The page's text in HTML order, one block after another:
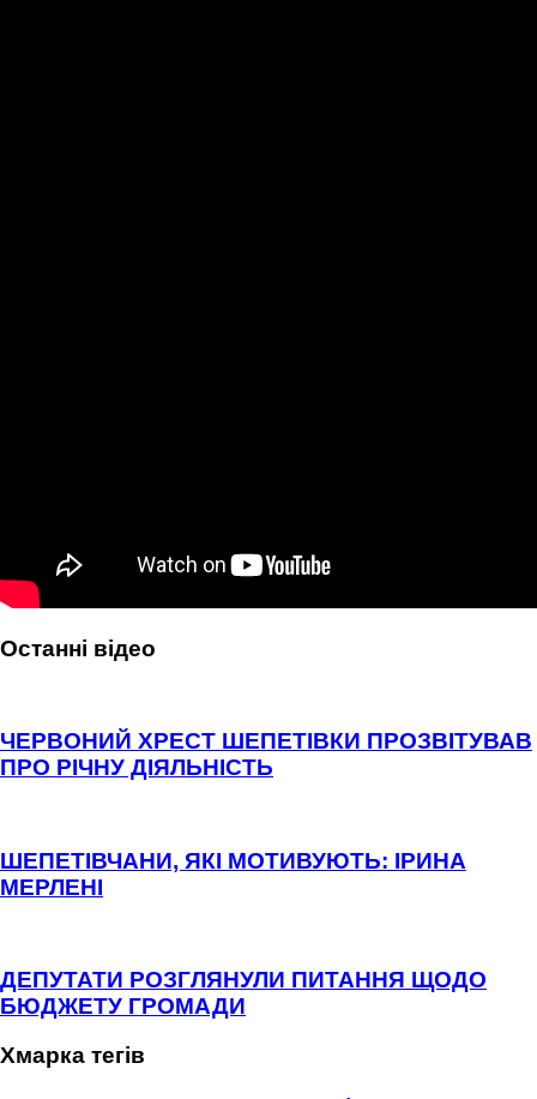
Останні відео
ЧЕРВОНИЙ ХРЕСТ ШЕПЕТІВКИ ПРОЗВІТУВАВ
ПРО РІЧНУ ДІЯЛЬНІСТЬ
ШЕПЕТІВЧАНИ, ЯКІ МОТИВУЮТЬ: ІРИНА
МЕРЛЕНІ
ДЕПУТАТИ РОЗГЛЯНУЛИ ПИТАННЯ ЩОДО
БЮДЖЕТУ ГРОМАДИ
Хмарка тегів